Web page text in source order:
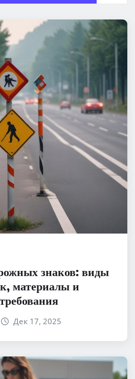
знаков: виды
материалы и
Дек 17, 2025